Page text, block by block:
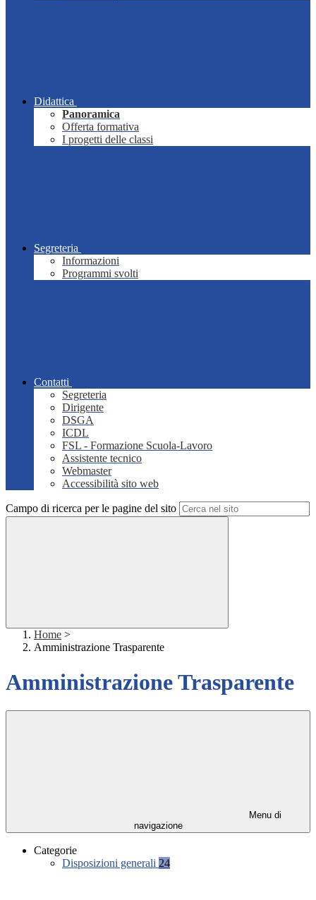
Didattica
Panoramica
Offerta formativa
I progetti delle classi
Segreteria
Informazioni
Programmi svolti
Contatti
Segreteria
Dirigente
DSGA
ICDL
FSL - Formazione Scuola-Lavoro
Assistente tecnico
Webmaster
Accessibilità sito web
Campo di ricerca per le pagine del sito
Home >
Amministrazione Trasparente
Amministrazione Trasparente
Menu di
navigazione
Categorie
Disposizioni generali 24